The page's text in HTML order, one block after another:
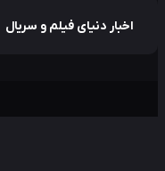
اخبار دنیای فیلم و سریال